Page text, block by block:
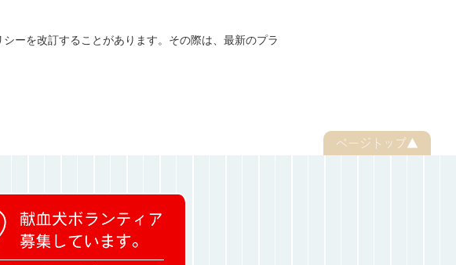
ーを改訂することがあります。その際は、最新のプラ
ページトップ▲